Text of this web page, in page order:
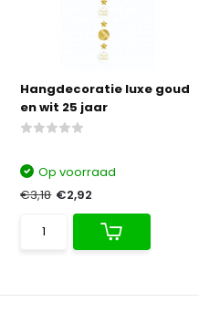
Hangdecoratie luxe goud
en wit 25 jaar
Op voorraad
€3,18 €2,92